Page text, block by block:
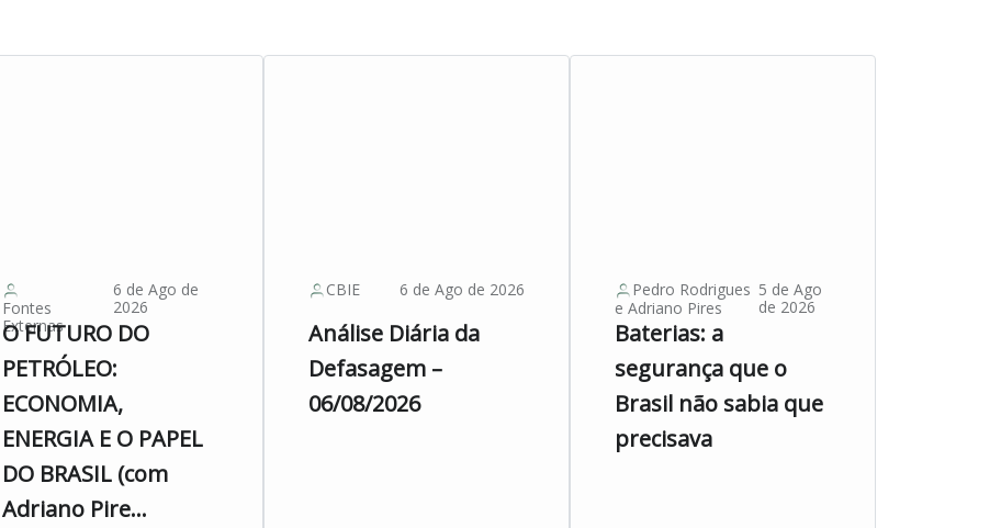
Fontes
Externas
6 de Ago de
2026
O FUTURO DO
PETRÓLEO:
ECONOMIA,
ENERGIA E O PAPEL
DO BRASIL (com
Adriano Pire...
CBIE 6 de Ago de 2026
Análise Diária da
Defasagem –
06/08/2026
Pedro Rodrigues
e Adriano Pires
5 de Ago
de 2026
Baterias: a
segurança que o
Brasil não sabia que
precisava